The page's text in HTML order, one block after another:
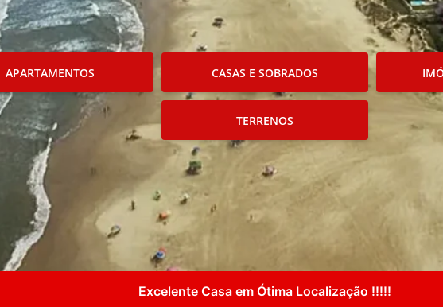
APARTAMENTOS CASAS E SOBRADOS
TERRENOS
Excelente Casa em Ótima Localização !!!!!